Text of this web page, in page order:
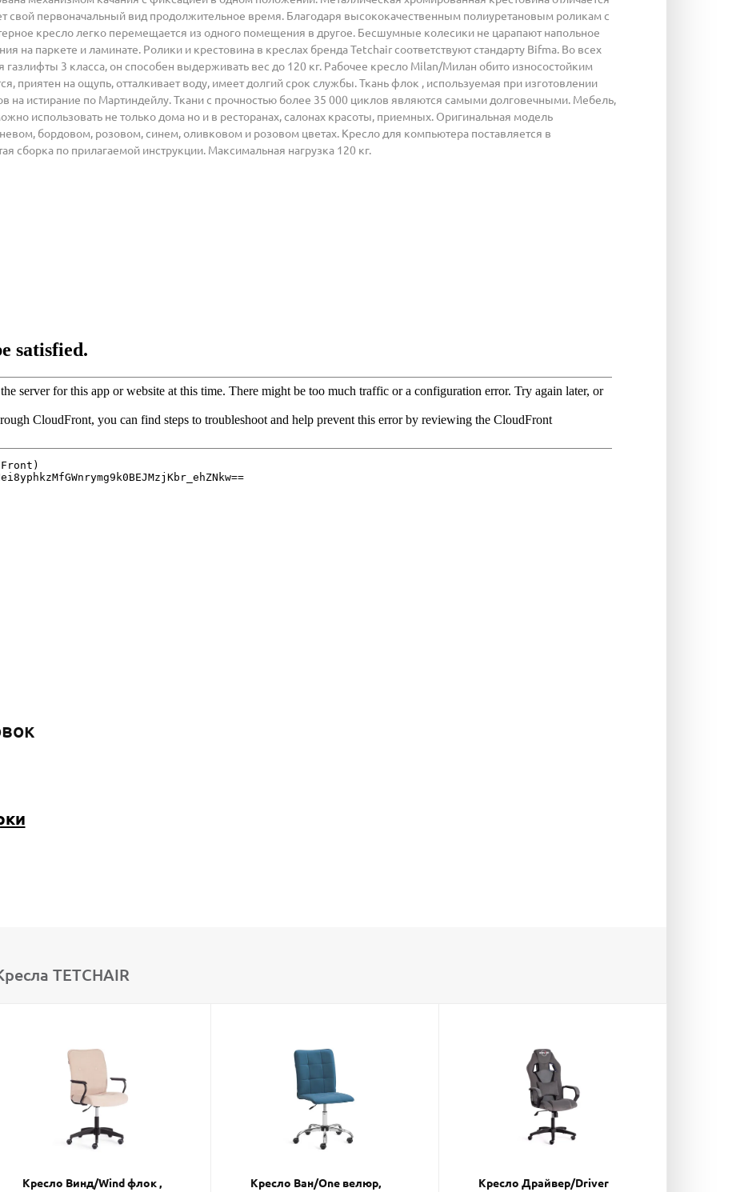
свой первоначальный вид продолжительное время. Благодаря высококачественным полиуретановым роликам с
кресло легко перемещается из одного помещения в другое. Бесшумные колесики не царапают напольное
на паркете и ламинате. Ролики и крестовина в креслах бренда Tetchair соответствуют стандарту Bifma. Во всех
газлифты 3 класса, он способен выдерживать вес до 120 кг. Рабочее кресло Milan/Милан обито износостойким
приятен на ощупь, отталкивает воду, имеет долгий срок службы. Ткань флок , используемая при изготовлении
на истирание по Мартиндейлу. Ткани с прочностью более 35 000 циклов являются самыми долговечными. Мебель,
использовать не только дома но и в ресторанах, салонах красоты, приемных. Оригинальная модель
бордовом, розовом, синем, оливковом и розовом цветах. Кресло для компьютера поставляется в
сборка по прилагаемой инструкции. Максимальная нагрузка 120 кг.
TETCHAIR
Кресло Винд/Wind флок ,
Кресло Ван/One велюр,
Кресло Драйвер/Driver